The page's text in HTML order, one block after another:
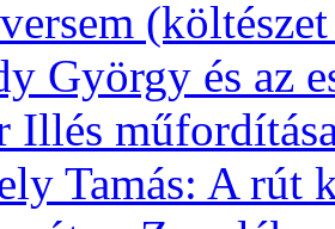
György és az
Illés
Tamás: A rút